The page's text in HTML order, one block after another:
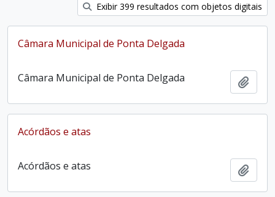
Exibir 399 resultados com objetos digitais
Câmara Municipal de Ponta Delgada
Câmara Municipal de Ponta Delgada
Acórdãos e atas
Acórdãos e atas